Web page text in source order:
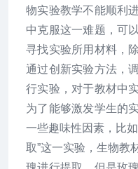
物实验教学不能顺利
中克服这一难题，可
寻找实验所用材料，
通过创新实验方法，
行实验，对于教材中
为了能够激发学生的
一些趣味性因素，比
取”这一实验，生物教